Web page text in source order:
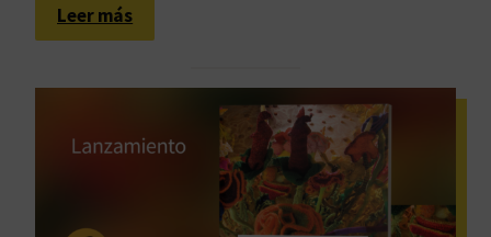
Leer más:
A
r